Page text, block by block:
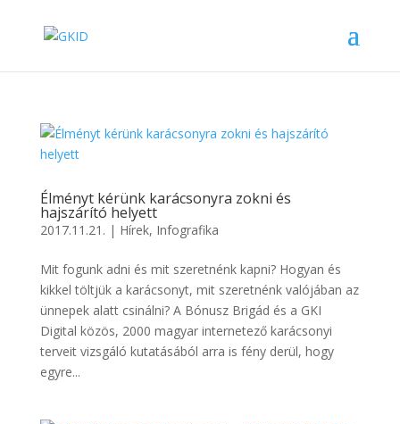
Élményt kérünk karácsonyra zokni és
hajszárító helyett
2017.11.21. | Hírek, Infografika
Mit fogunk adni és mit szeretnénk kapni? Hogyan és
kikkel töltjük a karácsonyt, mit szeretnénk valójában az
ünnepek alatt csinálni? A Bónusz Brigád és a GKI
Digital közös, 2000 magyar internetező karácsonyi
terveit vizsgáló kutatásából arra is fény derül, hogy
egyre...